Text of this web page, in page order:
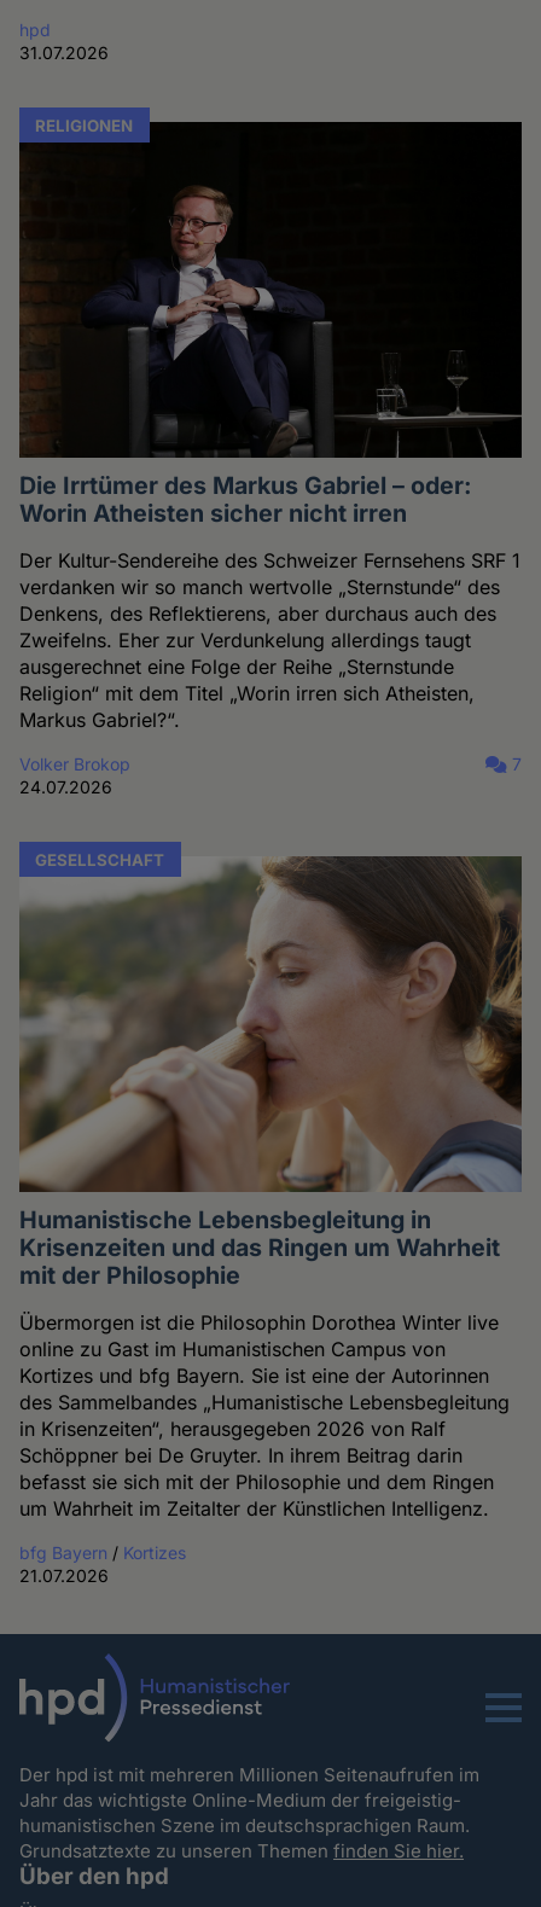
hpd
31.07.2026
RELIGIONEN
Die Irrtümer des Markus Gabriel – oder:
Worin Atheisten sicher nicht irren
Der Kultur-Sendereihe des Schweizer Fernsehens SRF 1
verdanken wir so manch wertvolle „Sternstunde“ des
Denkens, des Reflektierens, aber durchaus auch des
Zweifelns. Eher zur Verdunkelung allerdings taugt
ausgerechnet eine Folge der Reihe „Sternstunde
Religion“ mit dem Titel „Worin irren sich Atheisten,
Markus Gabriel?“.
Volker Brokop
24.07.2026
7
GESELLSCHAFT
Humanistische Lebensbegleitung in
Krisenzeiten und das Ringen um Wahrheit
mit der Philosophie
Übermorgen ist die Philosophin Dorothea Winter live
online zu Gast im Humanistischen Campus von
Kortizes und bfg Bayern. Sie ist eine der Autorinnen
des Sammelbandes „Humanistische Lebensbegleitung
in Krisenzeiten“, herausgegeben 2026 von Ralf
Schöppner bei De Gruyter. In ihrem Beitrag darin
befasst sie sich mit der Philosophie und dem Ringen
um Wahrheit im Zeitalter der Künstlichen Intelligenz.
bfg Bayern / Kortizes
21.07.2026
Menu
Der hpd ist mit mehreren Millionen Seitenaufrufen im
Jahr das wichtigste Online-Medium der freigeistig-
humanistischen Szene im deutschsprachigen Raum.
Grundsatztexte zu unseren Themenfinden Sie hier.
Über den hpd